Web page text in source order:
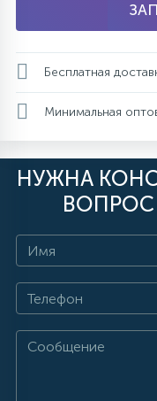
Бесплатная
Минимальная
НУЖНА